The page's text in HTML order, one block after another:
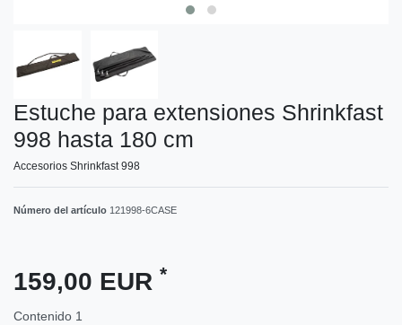
Estuche para extensiones Shrinkfast
998 hasta 180 cm
Accesorios Shrinkfast 998
Número del artículo 121998-6CASE
159,00 EUR *
Contenido 1